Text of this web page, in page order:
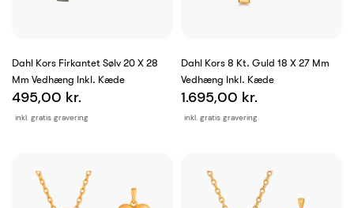
Dahl Kors Firkantet Sølv 20 X 28
Mm Vedhæng Inkl. Kæde
inkl. gratis gravering
495,00 kr.
Dahl Kors 8 Kt. Guld 18 X 27 Mm
Vedhæng Inkl. Kæde
inkl. gratis gravering
1.695,00 kr.